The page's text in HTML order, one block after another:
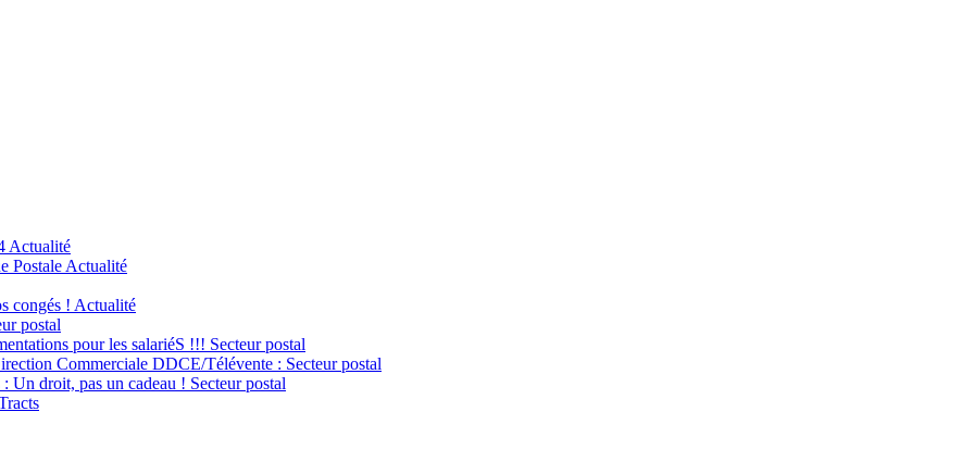
Actualité
Postale Actualité
congés ! Actualité
postal
pour les salariéS !!! Secteur postal
Commerciale DDCE/Télévente : Secteur postal
Un droit, pas un cadeau ! Secteur postal